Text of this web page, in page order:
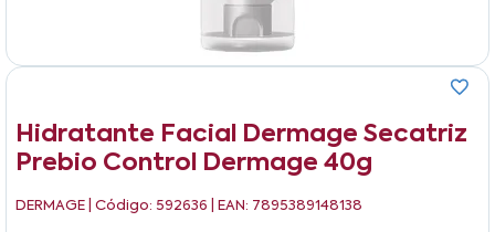
Hidratante Facial Dermage Secatriz
Prebio Control Dermage 40g
DERMAGE | Código: 592636 | EAN: 7895389148138